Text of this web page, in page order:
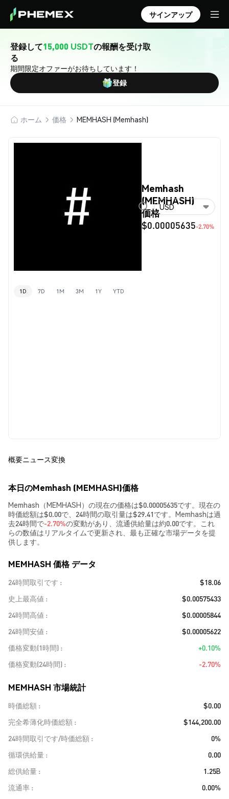
サインアップ
登録して15,000 USDTの報酬を受け取
る
期間限定オファーがお待ちしています！
登録
ホーム 価格 MEMHASH (Memhash)
Memhash
(MEMHASH)
価格
$0.00005635-2.70%
USD
1D 7D 1M 3M 1Y YTD
概要ニュース変換
本日のMemhash (MEMHASH)価格
Memhash（MEMHASH）の現在の価格は$0.00005635です。現在の
時価総額は$0.00で、24時間の取引量は$29.41です。Memhashは過
去24時間で-2.70%の変動があり、流通供給量は約0.00です。これ
らの数値はリアルタイムで更新され、最も正確な市場データを提
供します。
MEMHASH 価格 データ
24時間取引です
$18.06
史上最高値
$0.00575433
24時間高値
$0.00005844
24時間安値
$0.00005622
価格変動(1時間)
+0.10%
価格変動(24時間)
-2.70%
MEMHASH 市場統計
時価総額
$0.00
完全希薄化時価総額
$144,200.00
24時間取引です/時価総額
0%
循環供給量
0.00
総供給量
1.25B
流通率
0.00%